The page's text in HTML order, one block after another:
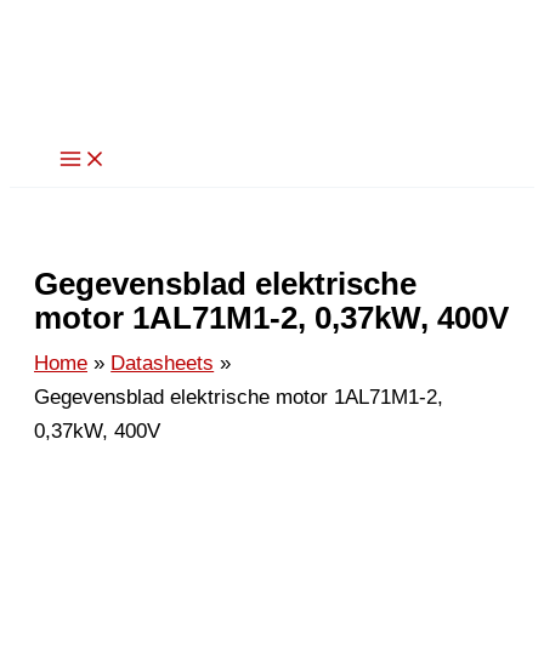
Gegevensblad elektrische
motor 1AL71M1-2, 0,37kW, 400V
Home
Datasheets
Gegevensblad elektrische motor 1AL71M1-2,
0,37kW, 400V